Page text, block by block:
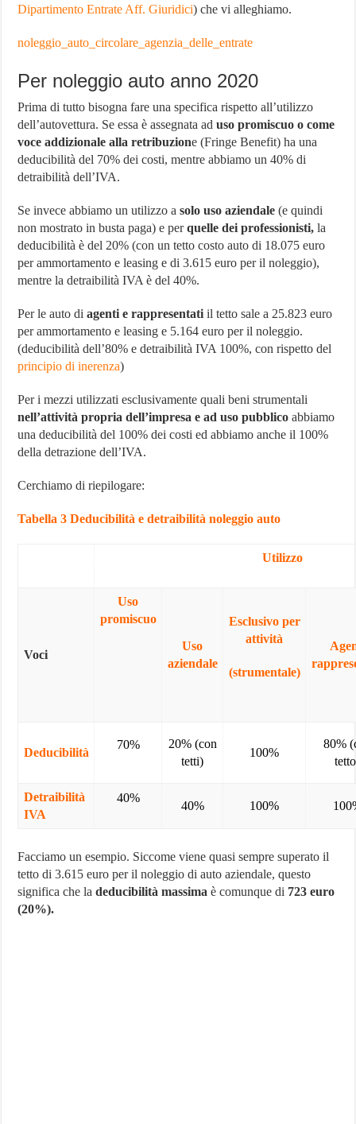
Dipartimento Entrate Aff. Giuridici) che vi alleghiamo.
noleggio_auto_circolare_agenzia_delle_entrate
Per noleggio auto anno 2020
Prima di tutto bisogna fare una specifica rispetto all’utilizzo
dell’autovettura. Se essa è assegnata aduso promiscuo o come
voce addizionale alla retribuzione (Fringe Benefit) ha una
deducibilità del 70% dei costi, mentre abbiamo un 40% di
detraibilità dell’IVA.
Se invece abbiamo un utilizzo asolo uso aziendale(e quindi
non mostrato in busta paga) e perquelle dei professionisti, la
deducibilità è del 20% (con un tetto costo auto di 18.075 euro
per ammortamento e leasing e di 3.615 euro per il noleggio),
mentre la detraibilità IVA è del 40%.
Per le auto diagenti e rappresentatiil tetto sale a 25.823 euro
per ammortamento e leasing e 5.164 euro per il noleggio.
(deducibilità dell’80% e detraibilità IVA 100%, con rispetto del
principio di inerenza)
Per i mezzi utilizzati esclusivamente quali beni strumentali
nell’attività propria dell’impresa e ad uso pubblicoabbiamo
una deducibilità del 100% dei costi ed abbiamo anche il 100%
della detrazione dell’IVA.
Cerchiamo di riepilogare:
Tabella 3 Deducibilità e detraibilità noleggio auto
Utilizzo
Voci
Uso
promiscuo
Uso
aziendale
Esclusivo per
attività
(strumentale)
Deducibilità
70%
20% (con
tetti)
100%
80%
Detraibilità
IVA
40%
40% 100%
Facciamo un esempio. Siccome viene quasi sempre superato il
tetto di 3.615 euro per il noleggio di auto aziendale, questo
significa che ladeducibilità massima è comunque di 723 euro
(20%).